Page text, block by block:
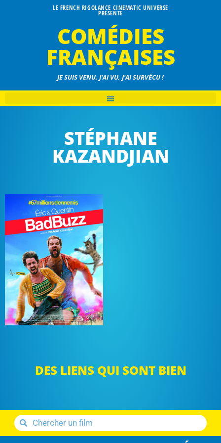
LE FRENCH RIGOLANCE CINEMATIC UNIVERSE
PRÉSENTE
COMÉDIES
FRANÇAISES
JE SUIS VENU, J'AI VU, J'AI SURVÉCU !
STÉPHANE
KAZANDJIAN
DES LIENS QUI SONT BIEN